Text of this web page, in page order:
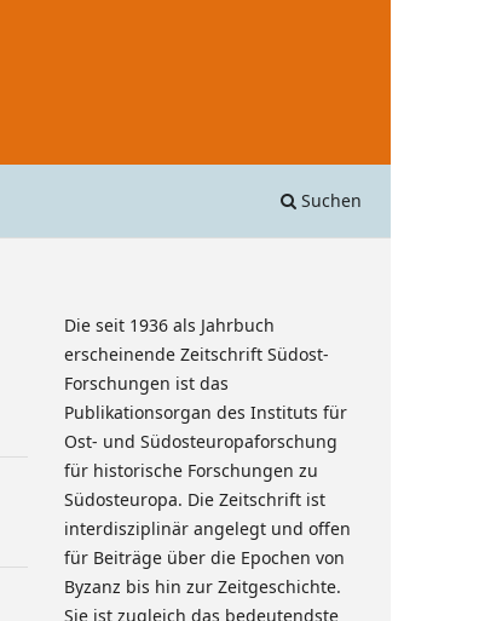
Suchen
Die seit 1936 als Jahrbuch
erscheinende Zeitschrift Südost-
Forschungen ist das
Publikationsorgan des Instituts für
Ost- und Südosteuropaforschung
für historische Forschungen zu
Südosteuropa. Die Zeitschrift ist
interdisziplinär angelegt und offen
für Beiträge über die Epochen von
Byzanz bis hin zur Zeitgeschichte.
Sie ist zugleich das bedeutendste